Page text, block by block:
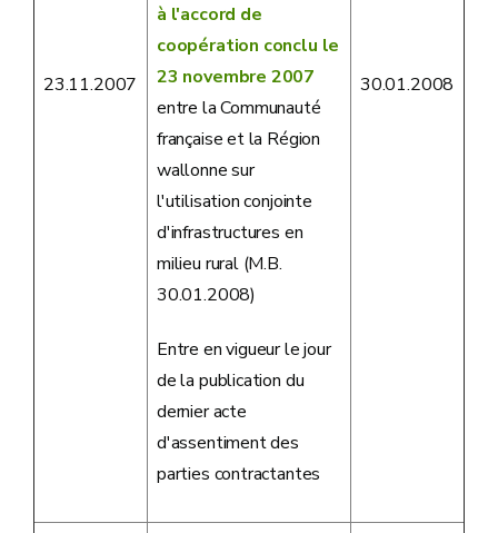
23.11.2007
à l'accord de
coopération conclu le
23 novembre 2007
entre la Communauté
française et la Région
wallonne sur
l'utilisation conjointe
d'infrastructures en
milieu rural (M.B.
30.01.2008)
Entre en vigueur le jour
de la publication du
dernier acte
d'assentiment des
parties contractantes
30.01.2008